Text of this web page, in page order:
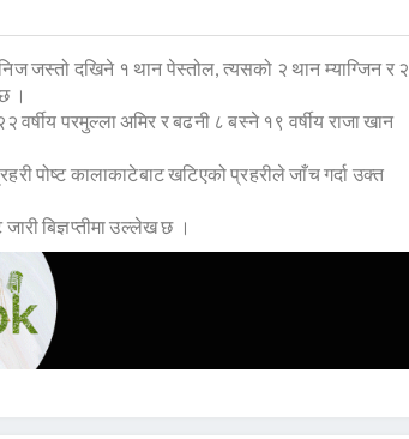
जस्तो दखिने १ थान पेस्तोल, त्यसको २ थान म्याग्जिन र २
।
वर्षीय परमुल्ला अमिर र बढनी ८ बस्ने १९ वर्षीय राजा खान
पोष्ट कालाकाटेबाट खटिएको प्रहरीले जाँच गर्दा उक्त
बिज्ञप्तीमा उल्लेख छ ।